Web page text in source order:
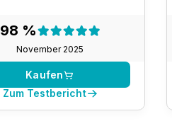
98 %
November 2025
Testergebnis:
98 %
Kaufen
Zum Testbericht